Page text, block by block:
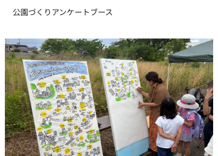
公園づくりアンケートブース